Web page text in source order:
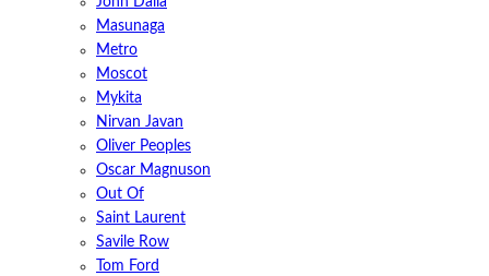
Masunaga
Metro
Moscot
Mykita
Nirvan Javan
Oliver Peoples
Oscar Magnuson
Out Of
Saint Laurent
Savile Row
Tom Ford